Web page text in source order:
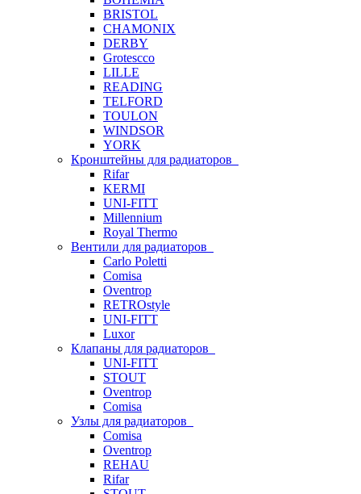
BRISTOL
CHAMONIX
DERBY
Grotescco
LILLE
READING
TELFORD
TOULON
WINDSOR
YORK
Кронштейны для радиаторов
Rifar
KERMI
UNI-FITT
Millennium
Royal Thermo
Вентили для радиаторов
Carlo Poletti
Comisa
Oventrop
RETROstyle
UNI-FITT
Luxor
Клапаны для радиаторов
UNI-FITT
STOUT
Oventrop
Comisa
Узлы для радиаторов
Comisa
Oventrop
REHAU
Rifar